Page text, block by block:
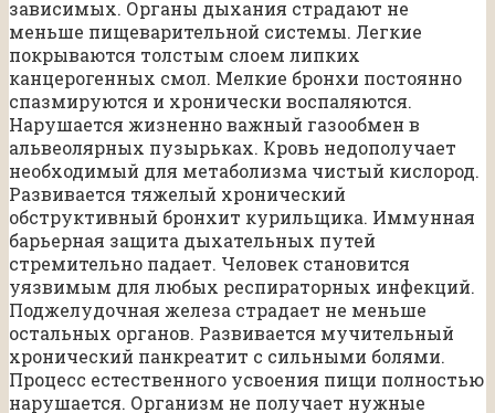
зависимых. Органы дыхания страдают не
меньше пищеварительной системы. Легкие
покрываются толстым слоем липких
канцерогенных смол. Мелкие бронхи постоянно
спазмируются и хронически воспаляются.
Нарушается жизненно важный газообмен в
альвеолярных пузырьках. Кровь недополучает
необходимый для метаболизма чистый кислород.
Развивается тяжелый хронический
обструктивный бронхит курильщика. Иммунная
барьерная защита дыхательных путей
стремительно падает. Человек становится
уязвимым для любых респираторных инфекций.
Поджелудочная железа страдает не меньше
остальных органов. Развивается мучительный
хронический панкреатит с сильными болями.
Процесс естественного усвоения пищи полностью
нарушается. Организм не получает нужные